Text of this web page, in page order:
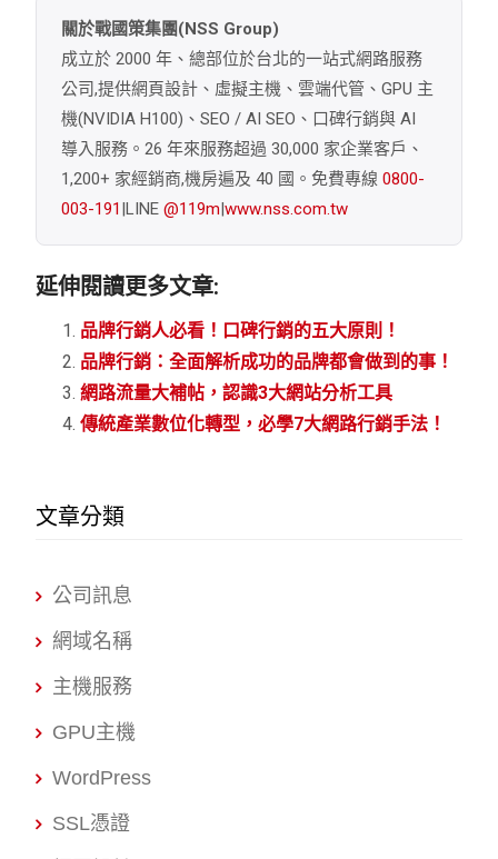
關於戰國策集團(NSS Group)
成立於 2000 年、總部位於台北的一站式網路服務
公司,提供網頁設計、虛擬主機、雲端代管、GPU 主
機(NVIDIA H100)、SEO / AI SEO、口碑行銷與 AI
導入服務。26 年來服務超過 30,000 家企業客戶、
1,200+ 家經銷商,機房遍及 40 國。免費專線0800-
003-191|LINE@119m|www.nss.com.tw
延伸閱讀更多文章:
品牌行銷人必看！口碑行銷的五大原則！
品牌行銷：全面解析成功的品牌都會做到的事！
網路流量大補帖，認識3大網站分析工具
傳統產業數位化轉型，必學7大網路行銷手法！
文章分類
公司訊息
網域名稱
主機服務
GPU主機
WordPress
SSL憑證